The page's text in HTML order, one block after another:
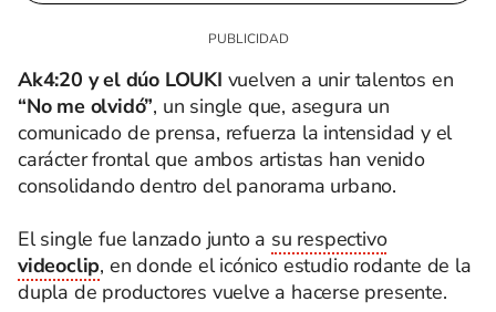
Ak4:20 y el dúo LOUKI vuelven a unir talentos en
“No me olvidó”, un single que, asegura un
comunicado de prensa, refuerza la intensidad y el
carácter frontal que ambos artistas han venido
consolidando dentro del panorama urbano.
El single fue lanzado junto a su respectivo
videoclip, en donde el icónico estudio rodante de la
dupla de productores vuelve a hacerse presente.